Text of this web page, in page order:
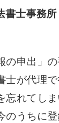
書士事務
の申出」
士が代理
忘れてし
のうちに